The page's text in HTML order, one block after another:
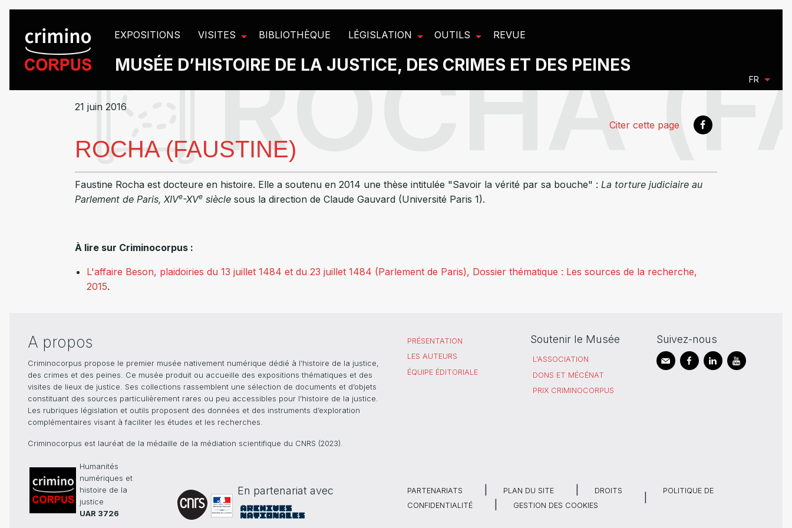
EXPOSITIONS VISITES BIBLIOTHÈQUE LÉGISLATION OUTILS REVUE
MUSÉE D’HISTOIRE DE LA JUSTICE, DES CRIMES ET DES PEINES
FR
21 juin 2016
Citer cette page
ROCHA (FAUSTINE)
Faustine Rocha est docteure en histoire. Elle a soutenu en 2014 une thèse intitulée "Savoir la vérité par sa bouche" : La torture judiciaire au
Parlement de Paris, XIVe-XVesièclesous la direction de Claude Gauvard (Université Paris 1).
À lire sur Criminocorpus :
L'affaire Beson, plaidoiries du 13 juillet 1484 et du 23 juillet 1484 (Parlement de Paris), Dossier thématique : Les sources de la recherche,
2015.
A propos
Criminocorpus propose le premier musée nativement numérique dédié à l’histoire de la justice,
des crimes et des peines. Ce musée produit ou accueille des expositions thématiques et des
visites de lieux de justice. Ses collections rassemblent une sélection de documents et d’objets
constituant des sources particulièrement rares ou peu accessibles pour l’histoire de la justice.
Les rubriques législation et outils proposent des données et des instruments d’exploration
complémentaires visant à faciliter les études et les recherches.
Criminocorpus est lauréat de la médaille de la médiation scientifique du CNRS (2023).
PRÉSENTATION
LES AUTEURS
ÉQUIPE ÉDITORIALE
Soutenir le Musée
L'ASSOCIATION
DONS ET MÉCÉNAT
PRIX CRIMINOCORPUS
Suivez-nous
Humanités
numériques et
histoire de la
justice
UAR 3726
En partenariat avec PARTENARIATS PLAN DU SITE DROITS
POLITIQUE DE
CONFIDENTIALITÉ
GESTION DES COOKIES
Panneau de gestion des cookies